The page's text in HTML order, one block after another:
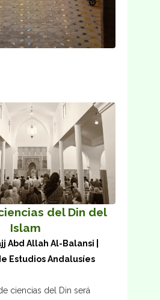
del Din del
Islam
Abd Allah Al-Balansi |
Estudios Andalusíes
ciencias del Din será